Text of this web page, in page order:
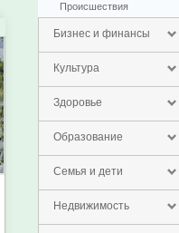
Проиcшествия
Бизнес и финансы
Культура
Здоровье
Образование
Семья и дети
Недвижимость